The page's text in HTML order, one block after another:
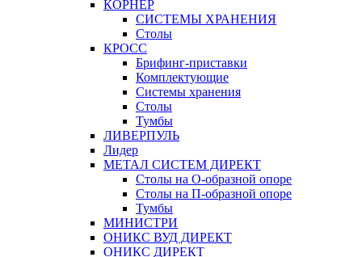
КОРНЕР
СИСТЕМЫ ХРАНЕНИЯ
Столы
КРОСС
Брифинг-приставки
Комплектующие
Системы хранения
Столы
Тумбы
ЛИВЕРПУЛЬ
Лидер
МЕТАЛ СИСТЕМ ДИРЕКТ
Столы на О-образной опоре
Столы на П-образной опоре
Тумбы
МИНИСТРИ
ОНИКС ВУД ДИРЕКТ
ОНИКС ДИРЕКТ